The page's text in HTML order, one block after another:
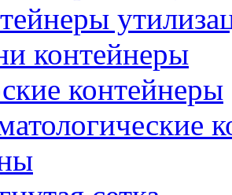
контейнеры
контейнеры